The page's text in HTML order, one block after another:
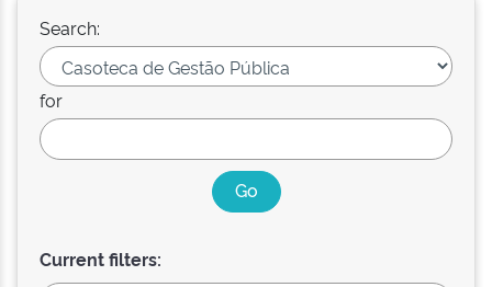
Search:
for
Current filters: